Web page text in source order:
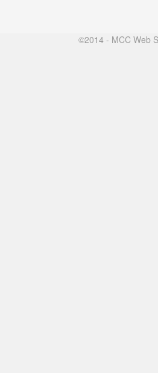
©2014 - MCC Web